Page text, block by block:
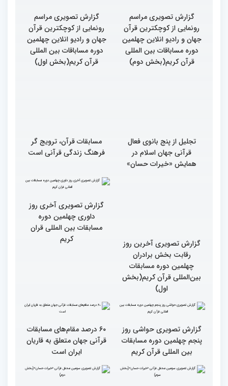
گزارش تصویری مراسم
رونمایی از کوچکترین قرآن
جهان و رادیو انلاین چهلمین
دوره مساباقات بین المللی
قرآن کریم(بخش دوم)
گزارش تصویری مراسم
رونمایی از کوچکترین قرآن
جهان و رادیو انلاین چهلمین
دوره مساباقات بین المللی
قرآن کریم(بخش اول)
تجلیل از پنج بانوی فعال
قرآنی جهان اسلام در
همایش «خیرات حسان»
مسابقات قرآن، ترویج گر
فرهنگ زندگی قرآنی است
گزارش تصویری آخرین روز
رقابت بخش برادران
چهلمین دوره مسابقات
بین‌المللی قرآن کریم(بخش
اول)
گزارش تصویری آخری روز
گزارش تصویری حواشی روز
پنجم چهلمین دوره مسابقات
۶۰ درصد مقام‌های مسابقات
قرآنی جهان متعلق به قاریان